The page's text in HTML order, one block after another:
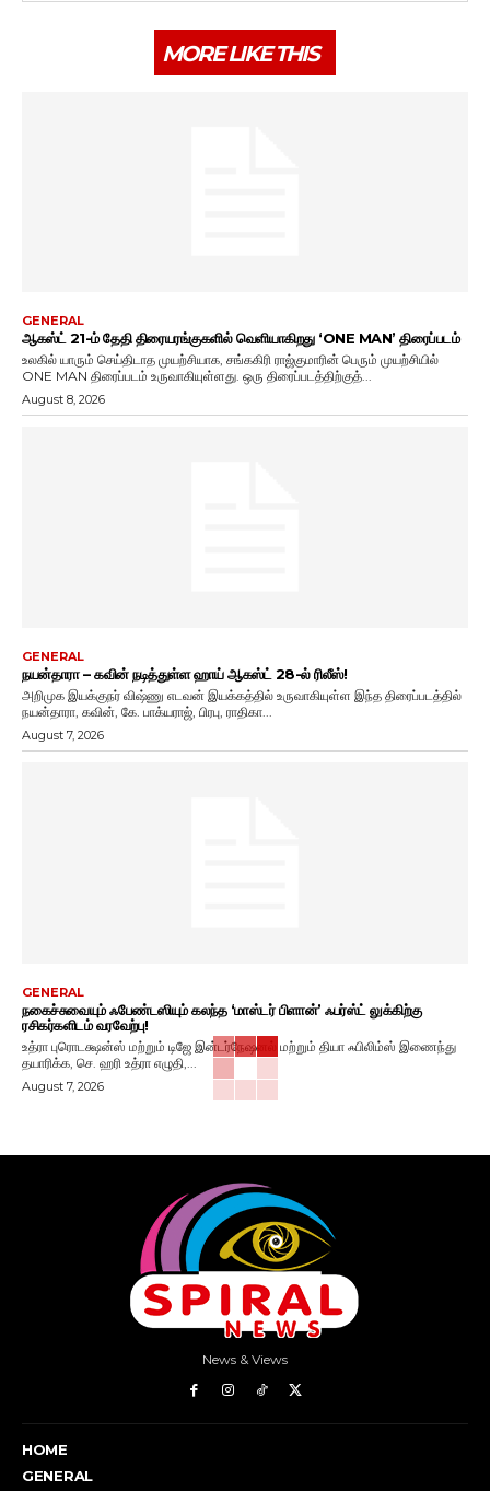
MORE LIKE THIS
GENERAL
ஆகஸ்ட் 21-ம் தேதி திரையரங்குகளில் வெளியாகிறது ‘ONE MAN’ திரைப்படம்
உலகில் யாரும் செய்திடாத முயற்சியாக, சங்ககிரி ராஜ்குமாரின் பெரும் முயற்சியில்
ONE MAN திரைப்படம் உருவாகியுள்ளது. ஒரு திரைப்படத்திற்குத்...
August 8, 2026
GENERAL
நயன்தாரா – கவின் நடித்துள்ள ஹாய் ஆகஸ்ட் 28-ல் ரிலீஸ்!
அறிமுக இயக்குநர் விஷ்ணு எடவன் இயக்கத்தில் உருவாகியுள்ள இந்த திரைப்படத்தில்
நயன்தாரா, கவின், கே. பாக்யராஜ், பிரபு, ராதிகா...
August 7, 2026
GENERAL
நகைச்சுவையும் ஃபேண்டஸியும் கலந்த ‘மாஸ்டர் பிளான்’ ஃபர்ஸ்ட் லுக்கிற்கு
ரசிகர்களிடம் வரவேற்பு!
உத்ரா புரொடக்ஷன்ஸ் மற்றும் டிஜே இன்டர்நேஷனல் மற்றும் தியா ஃபிலிம்ஸ் இணைந்து
தயாரிக்க, செ. ஹரி உத்ரா எழுதி,...
August 7, 2026
News & Views
HOME
GENERAL